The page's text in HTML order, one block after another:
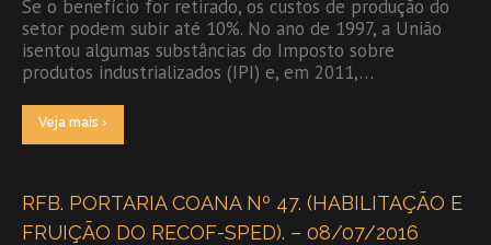
Se o benefício for retirado, os custos de produção do
setor podem subir até 10%. No ano de 1997, a União
isentou algumas substâncias do Imposto sobre
produtos industrializados (IPI) e, em 2011,…
Veja mais ›
RFB. PORTARIA COANA Nº 47. (HABILITAÇÃO E
FRUIÇÃO DO RECOF-SPED). – 08/07/2016